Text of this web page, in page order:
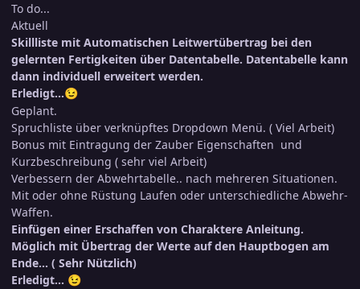
To do...
Aktuell
Skillliste mit Automatischen Leitwertübertrag bei den
gelernten Fertigkeiten über Datentabelle. Datentabelle kann
dann individuell erweitert werden.
Erledigt...😉
Geplant.
Spruchliste über verknüpftes Dropdown Menü. ( Viel Arbeit)
Bonus mit Eintragung der Zauber Eigenschaften und
Kurzbeschreibung ( sehr viel Arbeit)
Verbessern der Abwehrtabelle.. nach mehreren Situationen.
Mit oder ohne Rüstung Laufen oder unterschiedliche Abwehr-
Waffen.
Einfügen einer Erschaffen von Charaktere Anleitung.
Möglich mit Übertrag der Werte auf den Hauptbogen am
Ende... ( Sehr Nützlich)
Erledigt... 😉